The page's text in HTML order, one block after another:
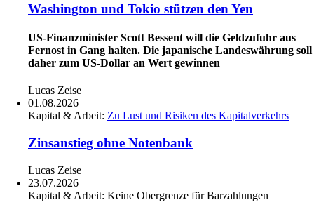
Washington und Tokio stützen den Yen
US-Finanzminister Scott Bessent will die Geldzufuhr aus
Fernost in Gang halten. Die japanische Landeswährung soll
daher zum US-Dollar an Wert gewinnen
Lucas Zeise
01.08.2026
Kapital & Arbeit: Zu Lust und Risiken des Kapitalverkehrs
Zinsanstieg ohne Notenbank
Lucas Zeise
23.07.2026
Kapital & Arbeit: Keine Obergrenze für Barzahlungen